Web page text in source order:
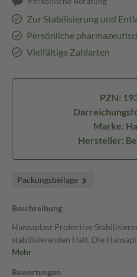
Zur Stabilisierung und
Persönliche
Vielfältige Zahlarten
PZN:
Marke:
Hersteller:
Packungsbeilage
Beschreibung
Hansaplast Protective
stabilisierenden Halt. Die
Mehr
Bewertungen